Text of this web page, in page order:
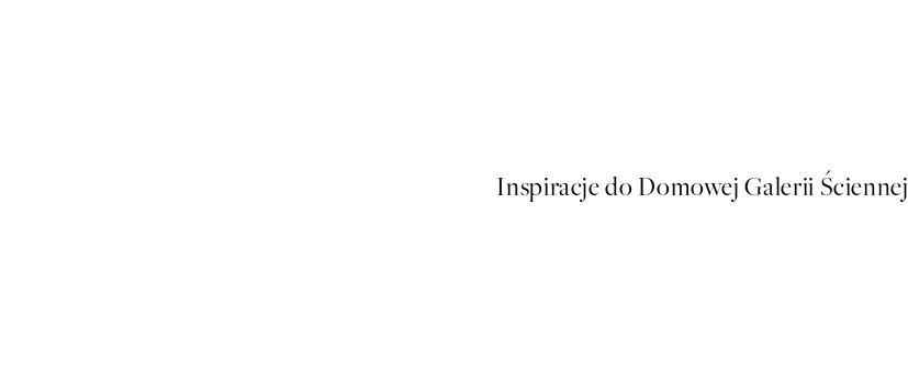
Inspiracje do Domowej Galerii Ściennej